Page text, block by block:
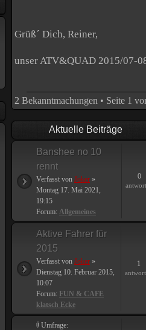
Grüß´ Dich, Reiner,
unser ATV&QUAD 2015/07-
2 Bekanntmachungen • Seite 1
Aktuelle Beiträge
Banshee no 10
rennt
Verfasst von Joker »
Montag 17. Mai 2021,
19:15
Forum: Allgemeines
0
Aktive Fahrer für
2015
Verfasst von Joker »
Dienstag 10. Februar 2015,
10:07
Forum: FUN & CAFE
klatsch Ecke
1
Umfrage: